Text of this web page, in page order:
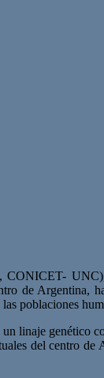
de Argentina,
poblaciones
linaje genético
del centro